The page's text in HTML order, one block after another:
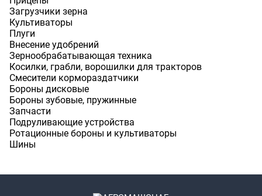
Загрузчики зерна
Культиваторы
Плуги
Внесение удобрений
Зернообрабатывающая техника
Косилки, грабли, ворошилки для тракторов
Смесители кормораздатчики
Бороны дисковые
Бороны зубовые, пружинные
Запчасти
Подруливающие устройства
Ротационные бороны и культиваторы
Шины